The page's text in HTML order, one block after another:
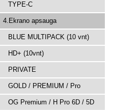
TYPE-C
4.Ekrano apsauga
BLUE MULTIPACK (10 vnt)
HD+ (10vnt)
PRIVATE
GOLD / PREMIUM / Pro
OG Premium / H Pro 6D / 5D